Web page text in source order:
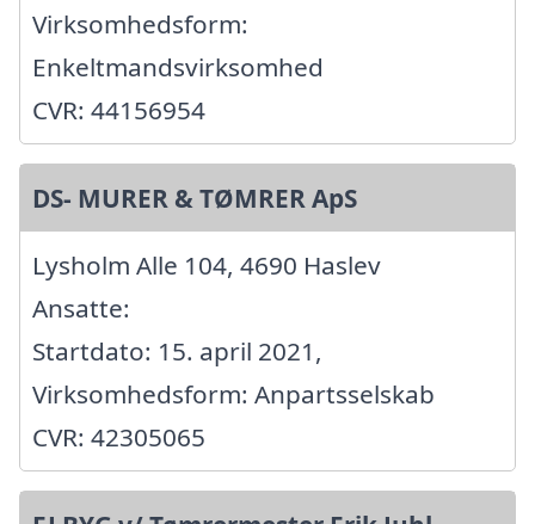
Virksomhedsform:
Enkeltmandsvirksomhed
CVR: 44156954
DS- MURER & TØMRER ApS
Lysholm Alle 104, 4690 Haslev
Ansatte:
Startdato: 15. april 2021,
Virksomhedsform: Anpartsselskab
CVR: 42305065